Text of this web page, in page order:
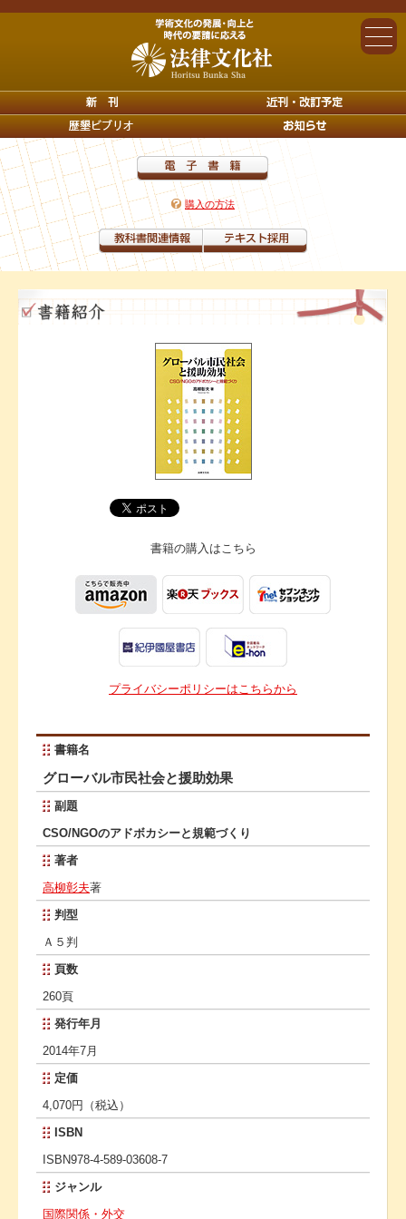
購入の方法
書籍の購入はこちら
プライバシーポリシーはこちらから
書籍名
グローバル市民社会と援助効果
副題
CSO/NGOのアドボカシーと規範づくり
著者
高柳彰夫著
判型
Ａ５判
頁数
260頁
発行年月
2014年7月
定価
4,070円（税込）
ISBN
ISBN978-4-589-03608-7
ジャンル
国際関係・外交